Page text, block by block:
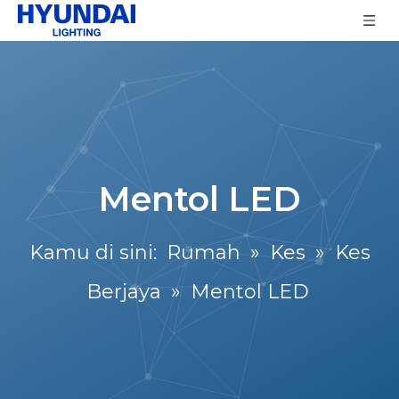
Mentol LED
Kamu di sini: Rumah » Kes » Kes
Berjaya » Mentol LED